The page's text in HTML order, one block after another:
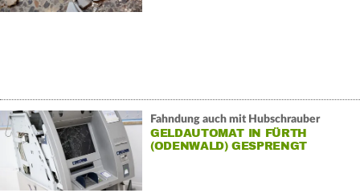
Fahndung auch mit Hubschrauber
GELDAUTOMAT IN FÜRTH
(ODENWALD) GESPRENGT